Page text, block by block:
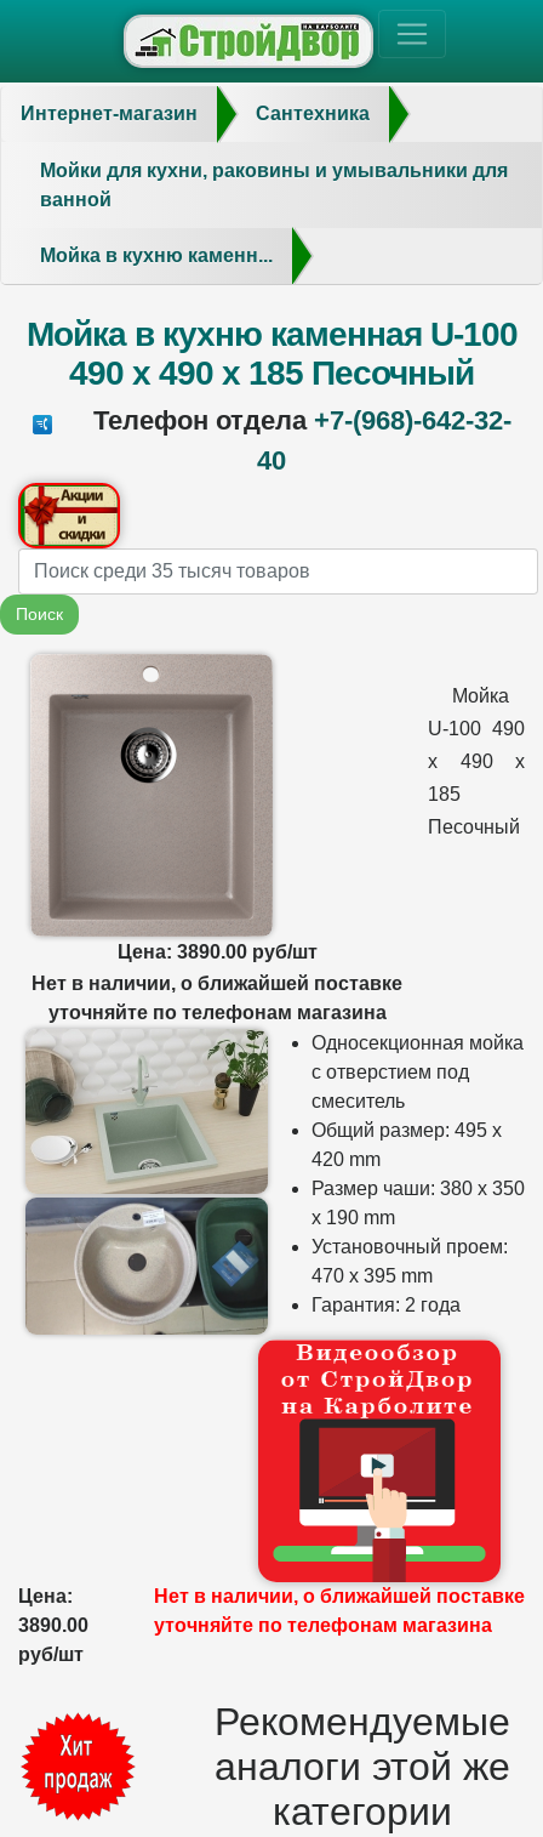
Интернет-магазин Сантехника
Мойки для кухни, раковины и умывальники для
ванной
Мойка в кухню каменн...
Мойка в кухню каменная U-100
490 х 490 х 185 Песочный
Телефон отдела +7-(968)-642-32-
40
Name
Поиск
Цена: 3890.00 руб/шт
Нет в наличии, о ближайшей поставке
уточняйте по телефонам магазина
Мойка
U-100 490
х 490 х
185
Песочный
Односекционная мойка
с отверстием под
смеситель
Общий размер: 495 х
420 mm
Размер чаши: 380 х 350
х 190 mm
Установочный проем:
470 х 395 mm
Гарантия: 2 года
Цена:
3890.00
руб/шт
Нет в наличии, о ближайшей поставке
уточняйте по телефонам магазина
Рекомендуемые
аналоги этой же
категории